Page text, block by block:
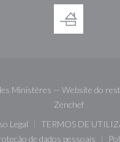
Ministères — Website do
Zenchef((abre
Legal
((abre numa nova janela))
TERMOS DE
de dados pessoais